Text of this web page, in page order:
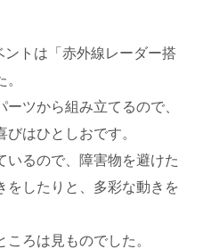
トは「赤外線レーダー搭
ツから組み立てるので、
はひとしおです。
いるので、障害物を避けた
をしたりと、多彩な動きを
ろは見ものでした。